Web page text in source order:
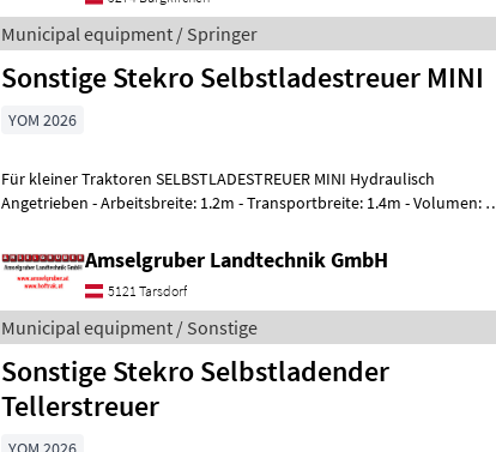
Municipal equipment / Springer
Sonstige Stekro Selbstladestreuer MINI
YOM 2026
Für kleiner Traktoren SELBSTLADESTREUER MINI Hydraulisch
Angetrieben - Arbeitsbreite: 1.2m - Transportbreite: 1.4m - Volumen: 0,
Amselgruber Landtechnik GmbH
5121 Tarsdorf
Municipal equipment / Sonstige
Sonstige Stekro Selbstladender
Tellerstreuer